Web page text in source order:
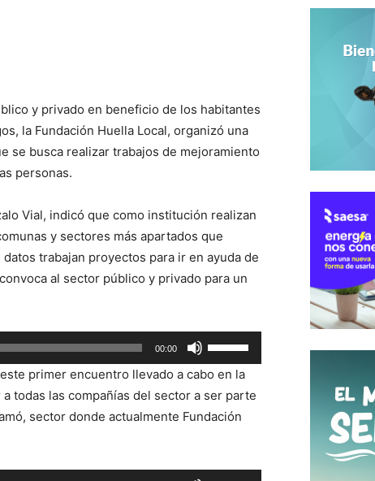
y privado en beneficio de los habitantes
la Fundación Huella Local, organizó una
se busca realizar trabajos de mejoramiento
personas.
Vial, indicó que como institución realizan
y sectores más apartados que
trabajan proyectos para ir en ayuda de
al sector público y privado para un
00:00
las
teclas
de
flecha
para
primer encuentro llevado a cabo en la
todas las compañías del sector a ser parte
sector donde actualmente Fundación